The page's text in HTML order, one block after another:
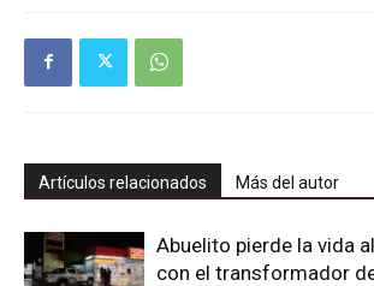
Artículos relacionados Más del autor
Abuelito pierde la vida
con el transformador